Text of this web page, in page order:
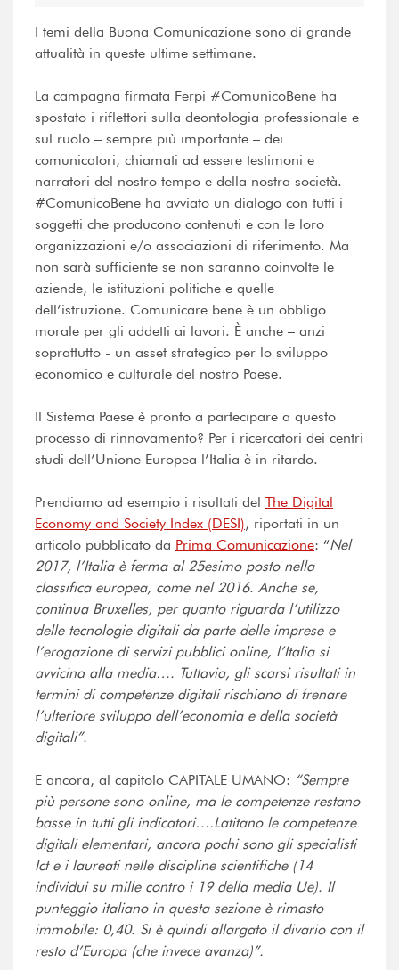
I temi della Buona Comunicazione sono di grande
attualità in queste ultime settimane.
La campagna firmata Ferpi #ComunicoBene ha
spostato i riflettori sulla deontologia professionale e
sul ruolo – sempre più importante – dei
comunicatori, chiamati ad essere testimoni e
narratori del nostro tempo e della nostra società.
#ComunicoBene ha avviato un dialogo con tutti i
soggetti che producono contenuti e con le loro
organizzazioni e/o associazioni di riferimento. Ma
non sarà sufficiente se non saranno coinvolte le
aziende, le istituzioni politiche e quelle
dell’istruzione. Comunicare bene è un obbligo
morale per gli addetti ai lavori. È anche – anzi
soprattutto - un asset strategico per lo sviluppo
economico e culturale del nostro Paese.
Il Sistema Paese è pronto a partecipare a questo
processo di rinnovamento? Per i ricercatori dei centri
studi dell’Unione Europea l’Italia è in ritardo.
Prendiamo ad esempio i risultati del The Digital
Economy and Society Index (DESI), riportati in un
articolo pubblicato da Prima Comunicazione: “Nel
2017, l’Italia è ferma al 25esimo posto nella
classifica europea, come nel 2016. Anche se,
continua Bruxelles, per quanto riguarda l’utilizzo
delle tecnologie digitali da parte delle imprese e
l’erogazione di servizi pubblici online, l’Italia si
avvicina alla media…. Tuttavia, gli scarsi risultati in
termini di competenze digitali rischiano di frenare
l’ulteriore sviluppo dell’economia e della società
digitali”.
E ancora, al capitolo CAPITALE UMANO: “Sempre
più persone sono online, ma le competenze restano
basse in tutti gli indicatori….Latitano le competenze
digitali elementari, ancora pochi sono gli specialisti
Ict e i laureati nelle discipline scientifiche (14
individui su mille contro i 19 della media Ue). Il
punteggio italiano in questa sezione è rimasto
immobile: 0,40. Si è quindi allargato il divario con il
resto d’Europa (che invece avanza)”.